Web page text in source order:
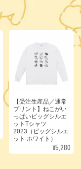
【受注生産品／通常
プリント】ねこがい
っぱいビッグシルエ
ットTシャツ
2023（ビッグシルエ
ット ホワイト）
¥5,280